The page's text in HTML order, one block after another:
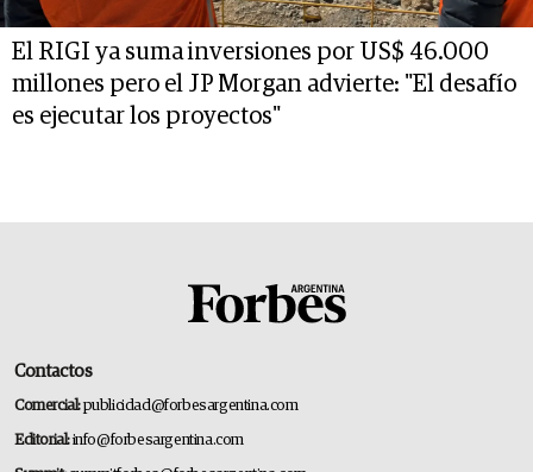
El RIGI ya suma inversiones por US$ 46.000
millones pero el JP Morgan advierte: "El desafío
es ejecutar los proyectos"
Contactos
Comercial:publicidad@forbesargentina.com
Editorial:info@forbesargentina.com